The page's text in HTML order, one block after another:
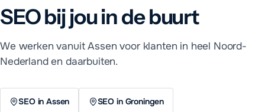
SEObij jou in de buurt
We werken vanuit Assen voor klanten in heel Noord-
Nederland en daarbuiten.
SEO in Assen SEO in Groningen